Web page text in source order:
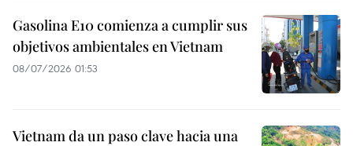
Gasolina E10 comienza a cumplir sus
objetivos ambientales en Vietnam
08/07/2026 01:53
Vietnam da un paso clave hacia una